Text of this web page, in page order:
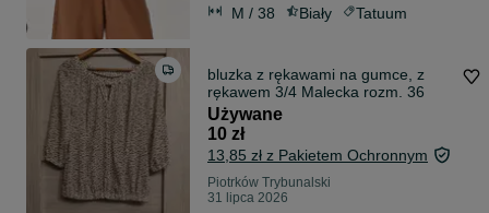
M / 38 Biały Tatuum
bluzka z rękawami na gumce, z
rękawem 3/4 Malecka rozm. 36
Używane
10 zł
13,85 zł z Pakietem Ochronnym
Piotrków Trybunalski
31 lipca 2026